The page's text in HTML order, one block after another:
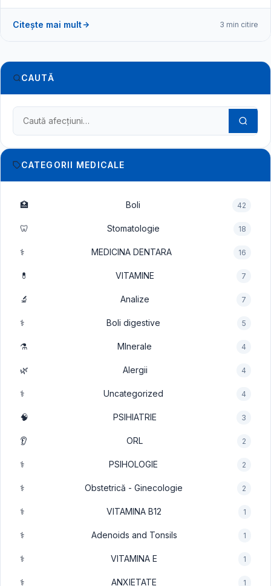
Citește mai mult 3 min citire
CAUTĂ
Caută în dicționarul medical
CATEGORII MEDICALE
🏥 Boli 42
🦷 Stomatologie 18
⚕️ MEDICINA DENTARA 16
💊 VITAMINE 7
🔬 Analize 7
⚕️ Boli digestive 5
⚗️ MInerale 4
🌿 Alergii 4
⚕️ Uncategorized 4
🧠 PSIHIATRIE 3
👂 ORL 2
⚕️ PSIHOLOGIE 2
⚕️ Obstetrică - Ginecologie 2
⚕️ VITAMINA B12 1
⚕️ Adenoids and Tonsils 1
⚕️ VITAMINA E 1
⚕️ ANXIETATE 1